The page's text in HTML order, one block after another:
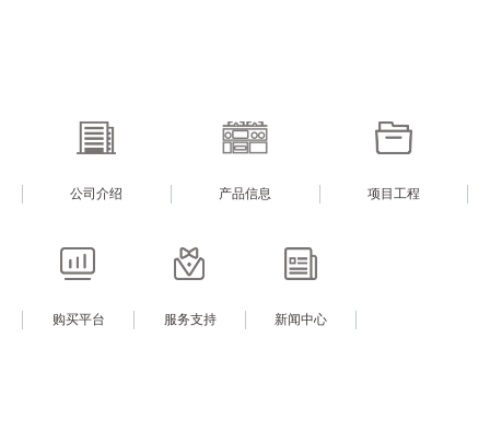
公司介绍 产品信息 项目工程
购买平台 服务支持 新闻中心